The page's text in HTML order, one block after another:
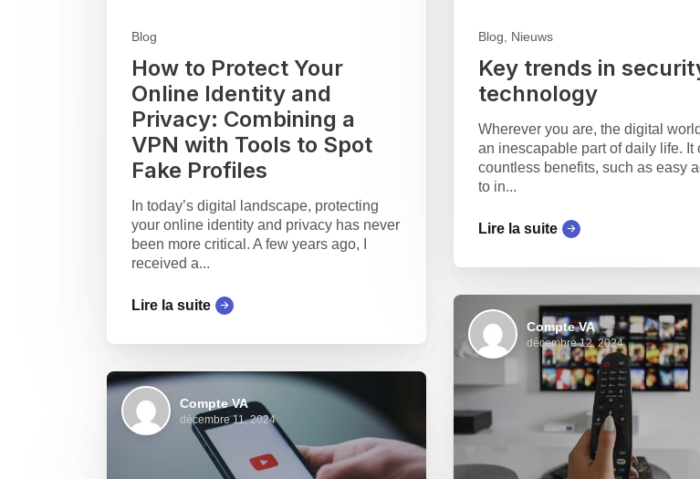
Blog
How to Protect Your
Online Identity and
Privacy: Combining a
VPN with Tools to Spot
Fake Profiles
In today’s digital landscape, protecting
your online identity and privacy has never
been more critical. A few years ago, I
received a...
Lire la suite
Blog, Nieuws
Key trends in
technology
Wherever you are, the digital
an inescapable part of daily life. It
countless benefits, such as easy
to in...
Lire la suite
Compte VA
décembre 12, 2024
Compte VA
décembre 11, 2024